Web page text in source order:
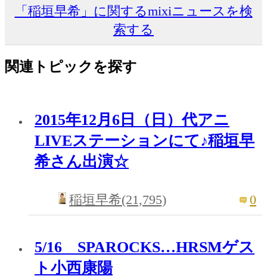
「稲垣早希」に関するmixiニュースを検
索する
関連トピックを探す
2015年12月6日（日）代アニ
LIVEステーションにて♪稲垣早
希さん出演☆
稲垣早希(21,795) 0
5/16 SPAROCKS…HRSMゲス
ト小西康陽